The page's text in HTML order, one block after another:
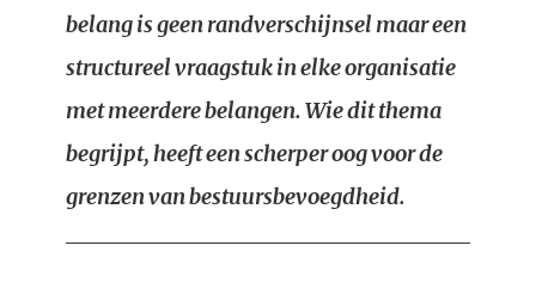
belang is geen randverschijnsel maar een
structureel vraagstuk in elke organisatie
met meerdere belangen. Wie dit thema
begrijpt, heeft een scherper oog voor de
grenzen van bestuursbevoegdheid.